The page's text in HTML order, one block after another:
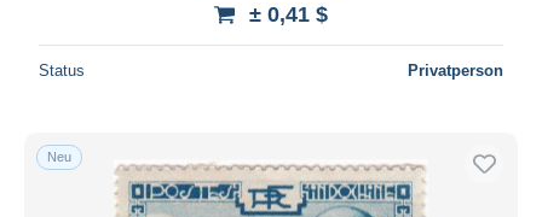
± 0,41 $
Status Privatperson
Neu